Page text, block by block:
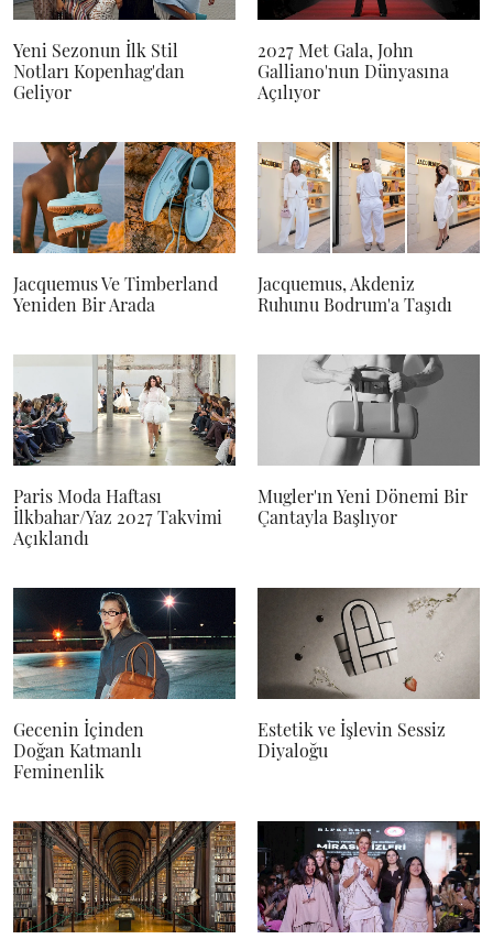
Yeni Sezonun İlk Stil
Notları Kopenhag'dan
Geliyor
2027 Met Gala, John
Galliano'nun Dünyasına
Açılıyor
Jacquemus Ve Timberland
Yeniden Bir Arada
Jacquemus, Akdeniz
Ruhunu Bodrum'a Taşıdı
Paris Moda Haftası
İlkbahar/Yaz 2027 Takvimi
Açıklandı
Mugler'ın Yeni Dönemi Bir
Çantayla Başlıyor
Gecenin İçinden
Doğan Katmanlı
Feminenlik
Estetik ve İşlevin Sessiz
Diyaloğu